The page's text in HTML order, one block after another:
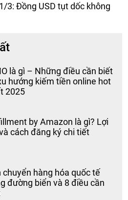
3: Đồng USD tụt dốc không
là gì – Những điều cần biết
hướng kiếm tiền online hot
2025
by Amazon là gì? Lợi
cách đăng ký chi tiết
chuyển hàng hóa quốc tế
đường biển và 8 điều cần